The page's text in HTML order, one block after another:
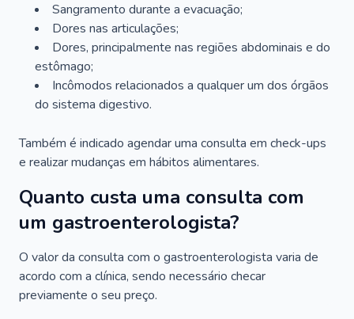
Sangramento durante a evacuação;
Dores nas articulações;
Dores, principalmente nas regiões abdominais e do
estômago;
Incômodos relacionados a qualquer um dos órgãos
do sistema digestivo.
Também é indicado agendar uma consulta em check-ups
e realizar mudanças em hábitos alimentares.
Quanto custa uma consulta com
um gastroenterologista?
O valor da consulta com o gastroenterologista varia de
acordo com a clínica, sendo necessário checar
previamente o seu preço.